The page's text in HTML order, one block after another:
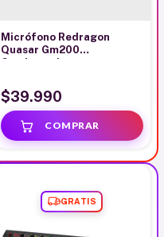
Micrófono Redragon
Quasar Gm200
Condensador
$39.990
GRATIS